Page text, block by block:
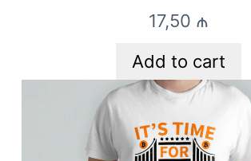
17,50 ₼
Add to cart